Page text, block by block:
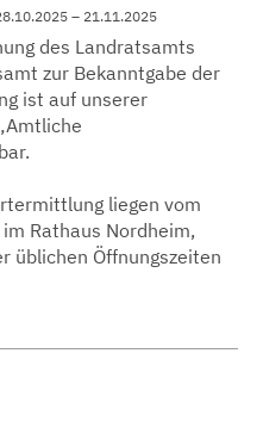
– 21.11.2025
des Landratsamts
zur Bekanntgabe der
ist auf unserer
liegen vom
Rathaus Nordheim,
üblichen Öffnungszeiten